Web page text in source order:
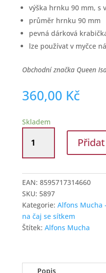
výška hrnku 90 mm, s
průměr hrnku 90 mm
pevná dárková
lze používat v myčce
Obchodní značka Queen
360,00 Kč
Skladem
Alfon
Mucha
EAN: 8595717314660
SKU: 5897
Kategorie: Alfons Mucha
na čaj se sítkem
Štítek: Alfons Mucha
Popis